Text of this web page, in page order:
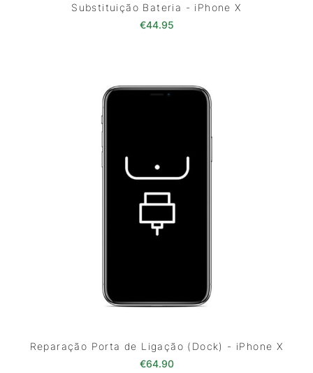
Substituição Bateria - iPhone X
€44.95
Reparação Porta de Ligação (Dock) - iPhone X
€64.90